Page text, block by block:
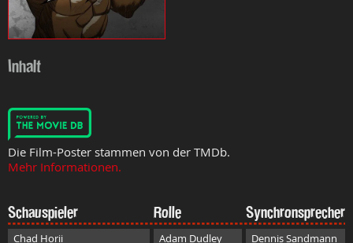
Inhalt
Die Film-Poster stammen von der TMDb.
Mehr Informationen.
Schauspieler Rolle Synchronsprecher
Chad Horii Adam Dudley
Dennis Sandmann